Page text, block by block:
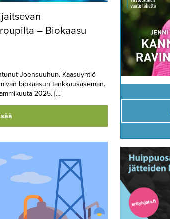
– Biokaasu
Joensuuhun. Kaasuyhtiö
biokaasun tankkausaseman.
2025. […]